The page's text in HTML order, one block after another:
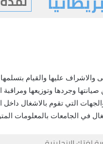
والاشراف عليها والقيام
صيانتها وجردها وتوزيعها
التي تقوم بالاشغال داخل
في الجامعات بالمعلومات